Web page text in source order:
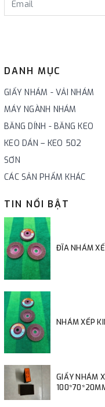
DANH MỤC
GIẤY NHÁM - VẢI NHÁM
MÁY NGÀNH NHÁM
BĂNG DÍNH - BĂNG KEO
KEO DÁN – KEO 502
SƠN
CÁC SẢN PHẨM KHÁC
TIN NỔI BẬT
ĐĨA NHÁM
NHÁM XẾP
GIẤY NHÁM